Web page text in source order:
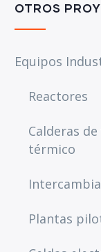
OTROS
Equipos
Reactores
Calderas
térmico
Plantas